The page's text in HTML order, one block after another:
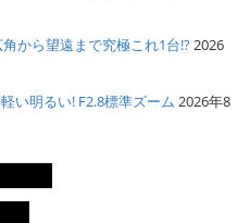
から望遠まで究極これ1台!? 2026
い明るい! F2.8標準ズーム 2026年8